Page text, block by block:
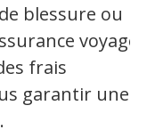
blessure ou
voyage
frais
garantir une